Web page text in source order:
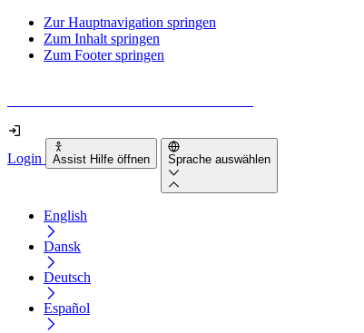
Zur Hauptnavigation springen
Zum Inhalt springen
Zum Footer springen
Login Assist Hilfe öffnen Sprache auswählen
English
Dansk
Deutsch
Español